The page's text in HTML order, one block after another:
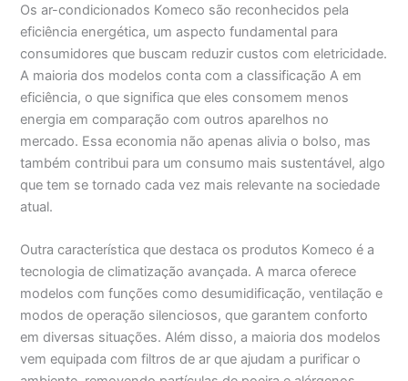
Os ar-condicionados Komeco são reconhecidos pela
eficiência energética, um aspecto fundamental para
consumidores que buscam reduzir custos com eletricidade.
A maioria dos modelos conta com a classificação A em
eficiência, o que significa que eles consomem menos
energia em comparação com outros aparelhos no
mercado. Essa economia não apenas alivia o bolso, mas
também contribui para um consumo mais sustentável, algo
que tem se tornado cada vez mais relevante na sociedade
atual.
Outra característica que destaca os produtos Komeco é a
tecnologia de climatização avançada. A marca oferece
modelos com funções como desumidificação, ventilação e
modos de operação silenciosos, que garantem conforto
em diversas situações. Além disso, a maioria dos modelos
vem equipada com filtros de ar que ajudam a purificar o